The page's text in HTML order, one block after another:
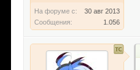
На форуме с:
30 авг 2013
Сообщения:
1.056